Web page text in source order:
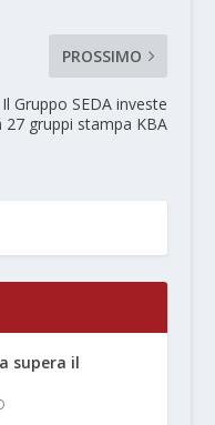
PROSSIMO
Il Gruppo SEDA investe
27 gruppi stampa KBA
supera il